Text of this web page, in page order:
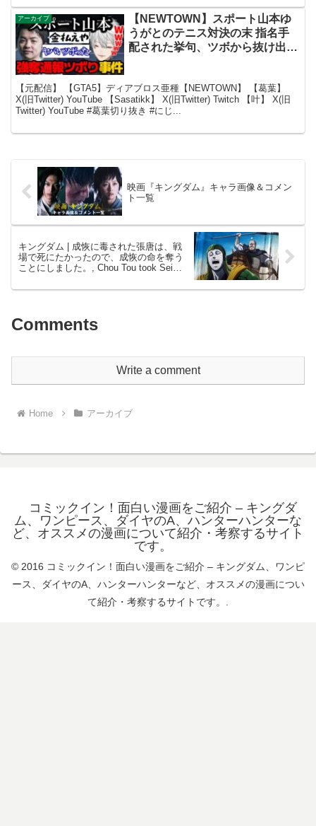
アーカイブ
【NEWTOWN】スポート山本ゆ
うがとのテニス対決の末 指名手
配された挙句、ツボから抜け出せ
【元配信】 【GTA5】ディアブロス亜種【NEWTOWN】 【葛葉】
X(旧Twitter) YouTube 【Sasatikk】 X(旧Twitter) Twitch 【叶】 X(旧
Twitter) YouTube #葛葉切り抜き #にじ...
映画『キングダム』キャラ画像＆コメン
ト一覧
キングダム | 成恢に毒された張唐は、戦
場で死にたかったので、成恢の命を奪う
ことにしました。, Chou Tou took Sei
Comments
Write a comment
Home アーカイブ
コミックイン！面白い漫画をご紹介 – キングダ
ム、ワンピース、ダイヤのA、ハンターハンターな
ど、オススメの漫画について紹介・考察するサイト
です。
© 2016 コミックイン！面白い漫画をご紹介 – キングダム、ワンピ
ース、ダイヤのA、ハンターハンターなど、オススメの漫画につい
て紹介・考察するサイトです。.